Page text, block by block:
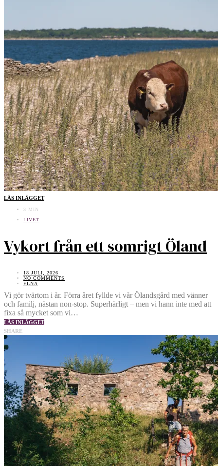
LÄS INLÄGGET
3 MIN
LIVET
Vykort från ett somrigt Öland
18 JULI, 2026
NO COMMENTS
ELNA
Vi gör tvärtom i år. Förra året fyllde vi vår Ölandsgård med vänner
och familj, nästan non-stop. Superhärligt – men vi hann inte med att
fixa så mycket som vi…
LÄS INLÄGGET
SHARE